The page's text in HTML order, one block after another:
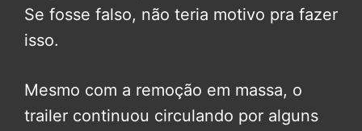
Se fosse falso, não teria motivo pra fazer
isso.
Mesmo com a remoção em massa, o
trailer continuou circulando por alguns